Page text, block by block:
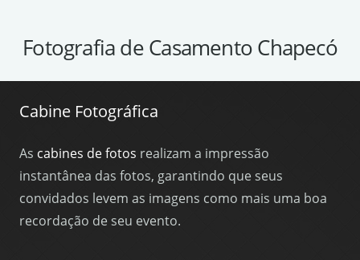
Fotografia de Casamento Chapecó
Cabine Fotográfica
As cabines de fotos realizam a impressão
instantânea das fotos, garantindo que seus
convidados levem as imagens como mais uma boa
recordação de seu evento.